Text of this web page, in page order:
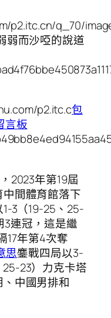
p2.itc.cn/q_70/
弱而沙啞的說道
p2.itc.c包
言板
2023年第19屆
間體育館落下
3（19-25、25-
3連冠，這是繼
17年第4次奪
思鏖戰四局以3-
23）力克卡塔
中國男排和